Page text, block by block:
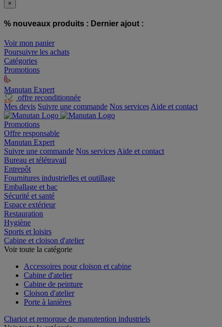
×
% nouveaux produits : Dernier ajout :
Voir mon panier
Poursuivre les achats
Catégories
Promotions
Manutan Expert
offre reconditionnée
Mes devis Suivre une commande Nos services Aide et contact
Promotions
Offre responsable
Manutan Expert
Suivre une commande Nos services Aide et contact
Bureau et télétravail
Entrepôt
Fournitures industrielles et outillage
Emballage et bac
Sécurité et santé
Espace extérieur
Restauration
Hygiène
Sports et loisirs
Cabine et cloison d'atelier
Voir toute la catégorie
Accessoires pour cloison et cabine
Cabine d'atelier
Cabine de peinture
Cloison d'atelier
Porte à lanières
Chariot et remorque de manutention industriels